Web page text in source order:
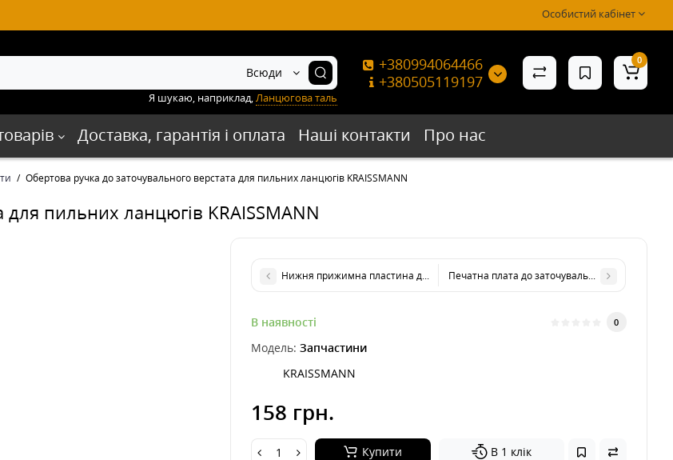
Особистий кабінет
+380994064466
+380505119197
Всюди
Я шукаю, наприклад, Ланцюгова таль
0
Доставка, гарантія і оплата Наші контакти Про нас
Обертова ручка до заточувального верстата для пильних ланцюгів KRAISSMANN
пильних ланцюгів KRAISSMANN
Нижня прижимна пластина до заточувального верстата для пильних ланцюгів
Печатна плата до заточувального верстата
В наявності 0
Модель: Запчастини
KRAISSMANN
158 грн.
Купити В 1 клік